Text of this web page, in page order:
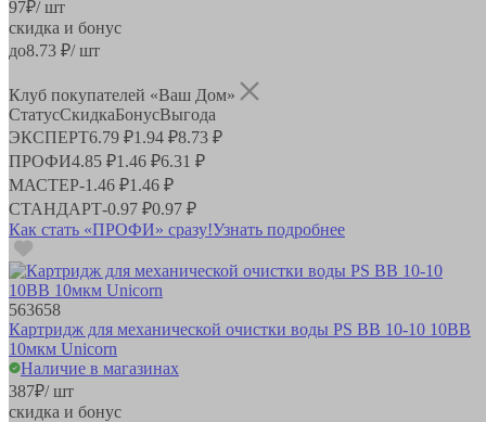
97₽/ шт
скидка и бонус
до8.73 ₽/ шт
Клуб покупателей «Ваш Дом»
СтатусСкидкаБонусВыгода
ЭКСПЕРТ6.79 ₽1.94 ₽8.73 ₽
ПРОФИ4.85 ₽1.46 ₽6.31 ₽
МАСТЕР-1.46 ₽1.46 ₽
СТАНДАРТ-0.97 ₽0.97 ₽
Как стать «ПРОФИ» сразу!Узнать подробнее
563658
Картридж для механической очистки воды PS BB 10-10 10BB
10мкм Unicorn
Наличие в магазинах
387₽/ шт
скидка и бонус